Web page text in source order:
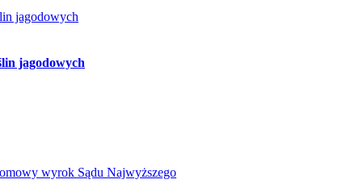
jagodowych